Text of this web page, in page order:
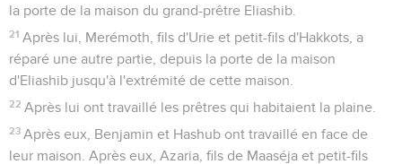
la porte de la maison du grand-prêtre Eliashib.
21 Après lui, Merémoth, fils d'Urie et petit-fils d'Hakkots, a
réparé une autre partie, depuis la porte de la maison
d'Eliashib jusqu'à l'extrémité de cette maison.
22 Après lui ont travaillé les prêtres qui habitaient la plaine.
23 Après eux, Benjamin et Hashub ont travaillé en face de
leur maison. Après eux, Azaria, fils de Maaséja et petit-fils